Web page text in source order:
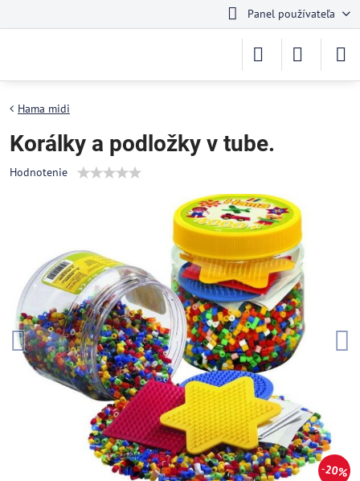
Panel používateľa
20%
Hama midi
Korálky a podložky v tube.
Hodnotenie